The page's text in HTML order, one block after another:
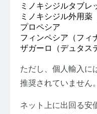
ミノキシジルタブレ
ミノキシジル外用薬
プロペシア
フィンペシア（フィ
ザガーロ（デュタス
ただし、個人輸入に
推奨されていません。
ネット上に出回る安